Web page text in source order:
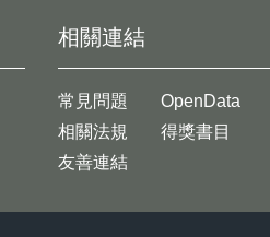
相關連結
常見問題
相關法規
友善連結
OpenData
得獎書目